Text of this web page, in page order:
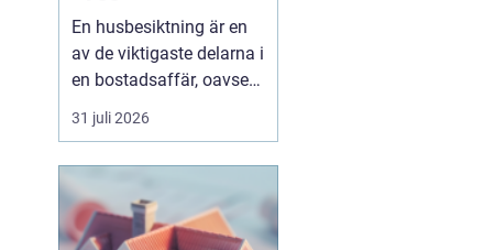
bostadsaffären
En husbesiktning är en
av de viktigaste delarna i
en bostadsaffär, oavsett
om du köper eller säljer.
För den som bor i eller
lagen och uppfylla
undersökningsplikten.
31 juli 2026